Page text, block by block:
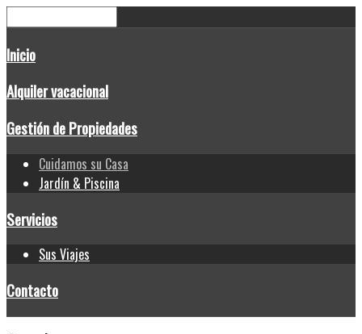
Inicio
Alquiler vacacional
Gestión de Propiedades
Cuidamos su Casa
Jardín & Piscina
Servicios
Sus Viajes
Contacto